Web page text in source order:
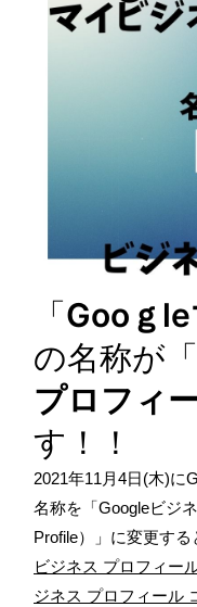
「Gooｇ
の名称が「
プロフィ
す！！
2021年11月4日(木)に
名称を「Googleビジ
Profile）」に変更する
ビジネス プロフィー
ジネス プロフィール